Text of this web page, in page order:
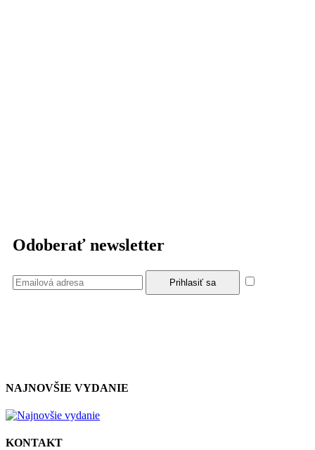
Odoberať newsletter
NAJNOVŠIE VYDANIE
KONTAKT